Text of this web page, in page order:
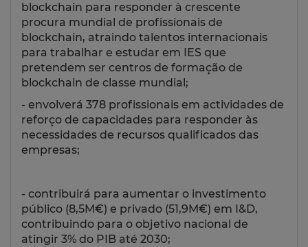
blockchain para responder à crescente
procura mundial de profissionais de
blockchain, atraindo talentos internacionais
para trabalhar e estudar em IES que
pretendem ser centros de formação de
blockchain de classe mundial;
- envolverá 378 profissionais em actividades de
reforço de capacidades para responder às
necessidades de recursos qualificados das
empresas;
- contribuirá para aumentar o investimento
público (8,5M€) e privado (51,9M€) em I&D,
contribuindo para o objetivo nacional de
atingir 3% do PIB até 2030;